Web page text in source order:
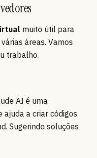
muito útil para
áreas. Vamos
trabalho.
AI é uma
a criar códigos
Sugerindo soluções